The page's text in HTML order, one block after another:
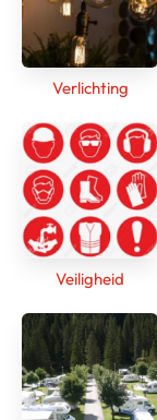
Verlichting
Veiligheid